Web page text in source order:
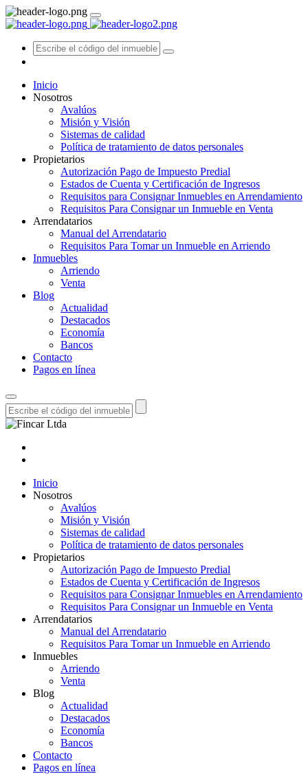
Inicio
Nosotros
Avalúos
Misión y Visión
Sistemas de calidad
Política de tratamiento de datos personales
Propietarios
Autorización Pago de Impuesto Predial
Estados de Cuenta y Certificación de Ingresos
Requisitos para Consignar Inmuebles en Arrendamiento
Requisitos Para Consignar un Inmueble en Venta
Arrendatarios
Manual del Arrendatario
Requisitos Para Tomar un Inmueble en Arriendo
Inmuebles
Arriendo
Venta
Blog
Actualidad
Destacados
Economía
Bancos
Contacto
Pagos en línea
Inicio
Nosotros
Avalúos
Misión y Visión
Sistemas de calidad
Política de tratamiento de datos personales
Propietarios
Autorización Pago de Impuesto Predial
Estados de Cuenta y Certificación de Ingresos
Requisitos para Consignar Inmuebles en Arrendamiento
Requisitos Para Consignar un Inmueble en Venta
Arrendatarios
Manual del Arrendatario
Requisitos Para Tomar un Inmueble en Arriendo
Inmuebles
Arriendo
Venta
Blog
Actualidad
Destacados
Economía
Bancos
Contacto
Pagos en línea